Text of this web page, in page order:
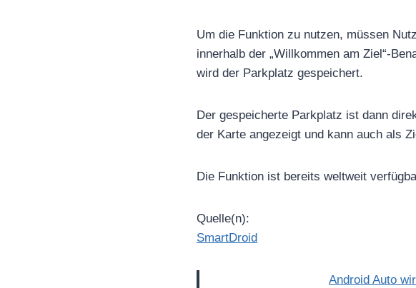
Um die Funktion zu nutzen, müssen
innerhalb der „Willkommen am Ziel“-
wird der Parkplatz gespeichert.
Der gespeicherte Parkplatz ist dann
der Karte angezeigt und kann auch als
Die Funktion ist bereits weltweit
Quelle(n):
SmartDroid
Android Auto